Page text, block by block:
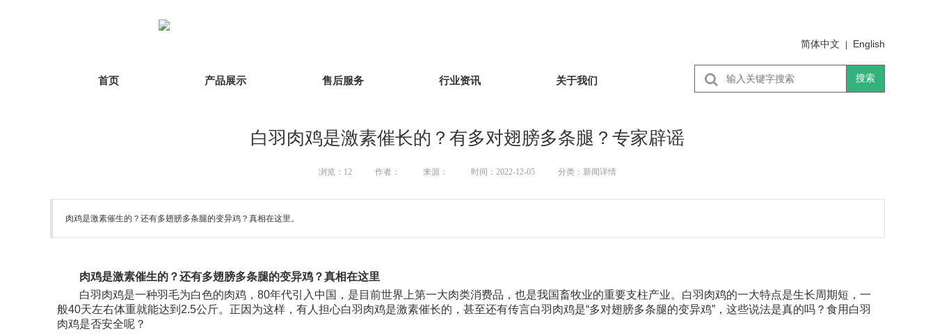
简体中文 English
首页 产品展示 售后服务 行业资讯 关于我们 搜索
白羽肉鸡是激素催长的？有多对翅膀多条腿？专家辟谣
浏览： 12 作者： 来源： 时间：2022-12-05 分类：新闻详情
肉鸡是激素催生的？还有多翅膀多条腿的变异鸡？真相在这里。
肉鸡是激素催生的？还有多翅膀多条腿的变异鸡？真相在这里
白羽肉鸡是一种羽毛为白色的肉鸡，80年代引入中国，是目前世界上第一大肉类消费品，也是我国畜牧业的重要支柱产业。白羽肉鸡的一大特点是生长周期短，一
般40天左右体重就能达到2.5公斤。正因为这样，有人担心白羽肉鸡是激素催长的，甚至还有传言白羽肉鸡是“多对翅膀多条腿的变异鸡”，这些说法是真的吗？食用白羽
肉鸡是否安全呢？